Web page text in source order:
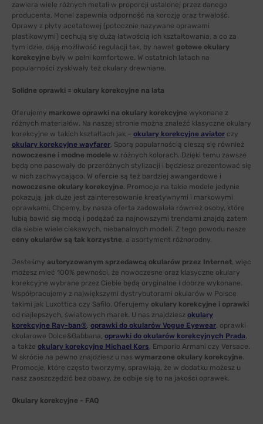
zawiera wiele różnych metali w proporcji ustalonej przez danego
producenta. Monel zapewnia odporność na korozję oraz trwałość.
Oprawy z płyty acetatowej (potocznie nazywane oprawami
plastikowymi) cechują się dużą łatwością ich kształtowania, a co za
tym idzie, dają możliwość regulacji tak, by nawet gotowe okulary
korekcyjne były w pełni komfortowe. W ostatnich latach na
popularności zyskiwały też okulary drewniane.
Solidne oprawki = okulary korekcyjne na lata
Oferujemy markowe oprawki na okulary korekcyjne wykonane z
różnych materiałów. Na naszej stronie można znaleźć klasyczne okulary
korekcyjne w takich kształtach jak – okulary korekcyjne aviator czy
okulary korekcyjne wayfarer. Sporą popularnością cieszą się również
nowoczesne i modne modele w różnych kolorach. Dzięki temu zawsze
będą one pasowały do przeróżnych stylizacji i będziesz prezentować się
w nich zachwycająco. W ofercie są też bardziej awangardowe i
nowoczesne okulary korekcyjne. Promocje na takie modele jedynie
pokazują, jak duże jest zainteresowanie kreatywnymi i markowymi
oprawkami. Chcemy, by nasza oferta zadowalała również osoby, które
lubią bawić się modą i podążać za najnowszymi trendami znajdą zatem
dla siebie wiele ciekawych, niebanalnych modeli. Z tego powodu nasze
ceny okularów są tak korzystne, a asortyment różnorodny.
Jesteśmy autoryzowanym sprzedawcą okularów przez Internet, więc
możesz mieć 100% pewności, że nowoczesne oraz klasyczne okulary
korekcyjne wybrane przez Ciebie będą oryginalne i dobrze wykonane.
Współpracujemy z największymi dystrybutorami okularów w Polsce
takimi jak Luxottica czy Safilo. Oferujemy okulary korekcyjne i oprawki
od najlepszych, światowych marek. U nas znajdziesz okulary
korekcyjne Ray-ban®, oprawki do okularów Vogue Eyewear, oprawki
okularowe Dolce&Gabbana, oprawki do okularów korekcyjnych Prada,
a także okulary korekcyjne Michael Kors, Emporio Armani czy Versace.
W skrócie na pewno znajdziesz u nas wymarzone okulary korekcyjne.
Promocje, które często tworzymy, sprawiają, że w dodatku możesz u
nasz zaoszczędzić bez obawy, że odbije się to na jakości oprawek.
Okulary korekcyjne - FAQ